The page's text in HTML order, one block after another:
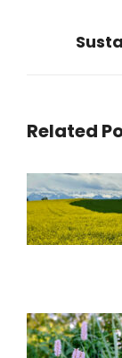
Related